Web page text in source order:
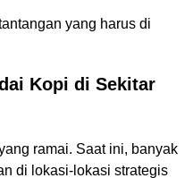
yang harus di
Kopi di Sekitar
ramai. Saat ini, banyak
di lokasi-lokasi strategis